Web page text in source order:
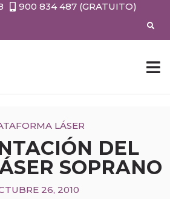
900 834 487 (GRATUITO)
LÁSER
DEL
SOPRANO
26, 2010